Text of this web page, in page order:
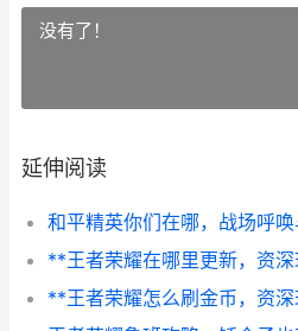
没有了！
延伸阅读
和平精英你们在哪，战场呼